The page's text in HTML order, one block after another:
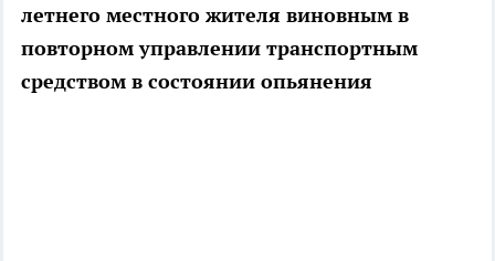
летнего местного жителя виновным в
повторном управлении транспортным
средством в состоянии опьянения